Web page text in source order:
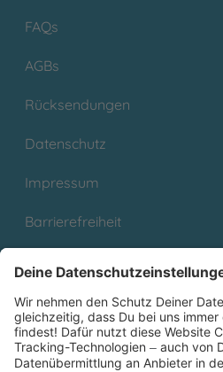
FAQs
AGBs
Rücksendungen
Datenschutz
Impressum
Barrierefreiheit
Partnerprogramm (Affiliate)
Folge uns auf